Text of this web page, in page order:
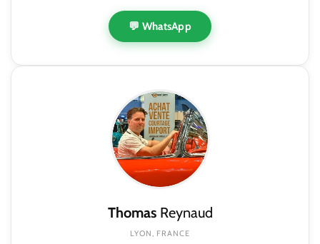
💬 WhatsApp
ThomasReynaud
LYON, FRANCE